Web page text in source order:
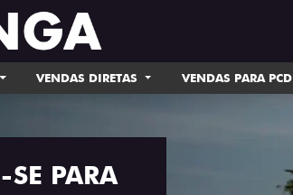
VENDAS DIRETAS VENDAS PARA PCD
SE PARA